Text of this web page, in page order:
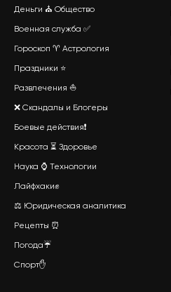
Деньги ⛪ Общество
Военная служба ✅
Гороскоп ♈ Астрология
Праздники ⭐
Развлечения ⛵
❌ Скандалы и Блогеры
Боевые действия❗
Красота ⏳ Здоровье
Наука ⌚ Технологии
Лайфхаки✊
⚖️ Юридическая аналитика
Рецепты ⏰
Погода☔
Спорт✋